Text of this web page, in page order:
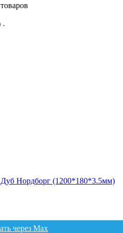
Дуб Нордборг (1200*180*3.5мм)
через Max